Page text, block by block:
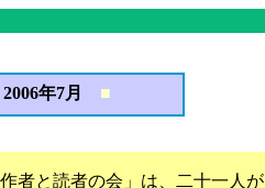
年7月 ■
者と読者の会」は、二十一人が